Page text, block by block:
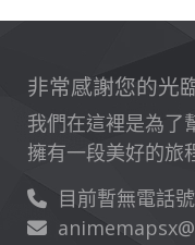
非常感謝您的光
我們在這裡是為了
擁有一段美好的旅
目前暫無電話